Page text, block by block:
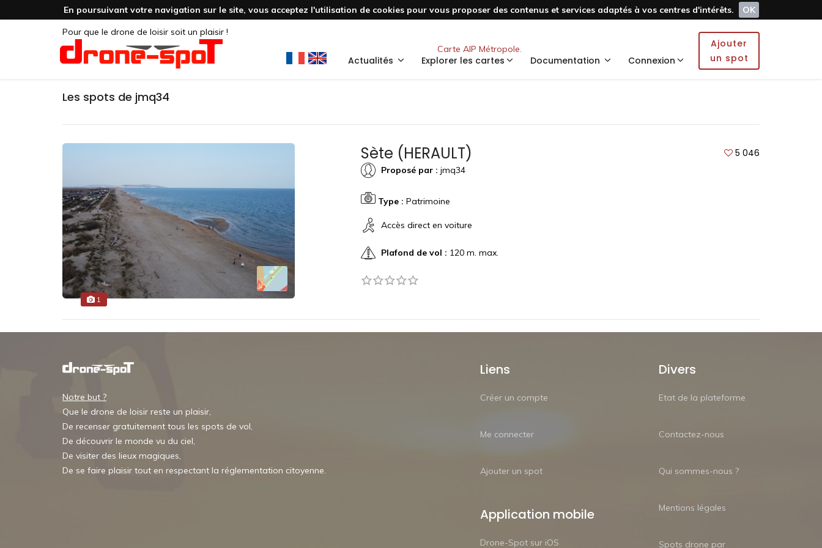
En poursuivant votre navigation sur le site, vous acceptez l'utilisation de cookies pour vous proposer des contenus et services adaptés à vos centres d'intérêts.
OK
Pour que le drone de loisir soit un plaisir !
Carte AIP Métropole.
Actualités Explorer les cartes Documentation Connexion
Ajouter
un spot
Les spots de jmq34
1
Sète (HERAULT) 5 046
Proposé par : jmq34
Type : Patrimoine
Accès direct en voiture
Plafond de vol : 120 m. max.
Notre but ?
Que le drone de loisir reste un plaisir,
De recenser gratuitement tous les spots de vol,
De découvrir le monde vu du ciel,
De visiter des lieux magiques,
De se faire plaisir tout en respectant la réglementation citoyenne.
Liens
Créer un compte
Me connecter
Ajouter un spot
Application mobile
Drone-Spot sur iOS
Divers
Etat de la plateforme
Contactez-nous
Qui sommes-nous ?
Mentions légales
Spots drone par